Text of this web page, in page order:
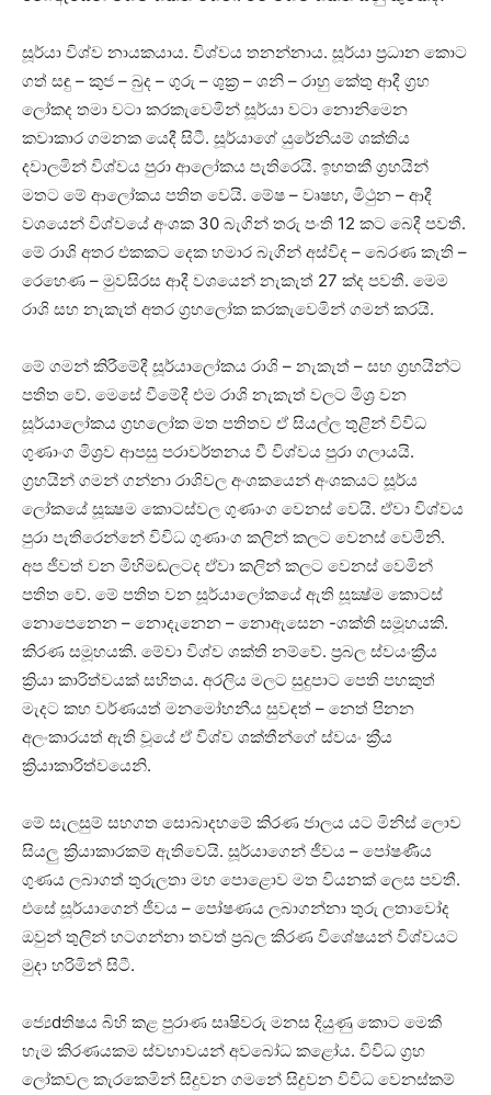
සූර්යා විශ්ව නායකයාය. විශ්වය තනන්නාය. සූර්යා ප්‍රධාන කොට
ගත් සඳු – කුජ – බුද – ගුරු – ශුක්‍ර – ශනි – රාහු කේතු ආදී ග්‍රහ
ලෝකද තමා වටා කරකැවෙමින් සූර්යා වටා නොනිමෙන
කවාකාර ගමනක යෙදී සිටී. සූර්යාගේ යුරේනියම් ශක්‌තිය
දවාලමින් විශ්වය පුරා ආලෝකය පැතිරෙයි. ඉහතකී ග්‍රහයින්
මතට මේ ආලෝකය පතිත වෙයි. මේෂ – වෘෂභ, මිථුන – ආදී
වශයෙන් විශ්වයේ අංශක 30 බැගින් තරු පංති 12 කට බෙදී පවතී.
මේ රාශි අතර එකකට දෙක හමාර බැගින් අස්‌විද – බෙරණ කැති –
රෙහෙණ – මුවසිරස ආදී වශයෙන් නැකැත් 27 ක්‌ද පවතී. මෙම
රාශි සහ නැකැත් අතර ග්‍රහලෝක කරකැවෙමින් ගමන් කරයි.
මේ ගමන් කිරීමේදී සූර්යාලෝකය රාශි – නැකැත් – සහ ග්‍රහයින්ට
පතිත වේ. මෙසේ වීමේදී එම රාශි නැකැත් වලට මිශ්‍ර වන
සූර්යාලෝකය ග්‍රහලෝක මත පතිතව ඒ සියල්ල තුළින් විවිධ
ගුණාංග මිශ්‍රව ආපසු පරාවර්තනය වී විශ්වය පුරා ගලායයි.
ග්‍රහයින් ගමන් ගන්නා රාශිවල අංශකයෙන් අංශකයට සූර්ය
ලෝකයේ සූක්‍ෂම කොටස්‌වල ගුණාංග වෙනස්‌ වෙයි. ඒවා විශ්වය
පුරා පැතිරෙන්නේ විවිධ ගුණාංග කලින් කලට වෙනස්‌ වෙමිනි.
අප ජීවත් වන මිහිමඬලටද ඒවා කලින් කලට වෙනස්‌ වෙමින්
පතිත වේ. මේ පතිත වන සූර්යාලෝකයේ ඇති සූක්‍ෂ්ම කොටස්‌
නොපෙනෙන – නොදැනෙන – නොඇසෙන -ශක්‌ති සමූහයකි.
කිරණ සමූහයකි. මේවා විශ්ව ශක්‌ති නම්වේ. ප්‍රබල ස්‌වයංක්‍රීය
ක්‍රියා කාරිත්වයක්‌ සහිතය. අරලිය මලට සුදුපාට පෙති පහකුත්
මැදට කහ වර්ණයත් මනමෝහනීය සුවඳත් – නෙත් පිනන
අලංකාරයත් ඇති වූයේ ඒ විශ්ව ශක්‌තීන්ගේ ස්‌වයං ක්‍රීය
ක්‍රියාකාරිත්වයෙනි.
මේ සැලසුම් සහගත සොබාදහමේ කිරණ ජාලය යට මිනිස්‌ ලොව
සියලු ක්‍රියාකාරකම් ඇතිවෙයි. සූර්යාගෙන් ජීවය – පෝෂණීය
ගුණය ලබාගත් තුරුලතා මහ පොළොව මත වියනක්‌ ලෙස පවතී.
එසේ සූර්යාගෙන් ජීවය – පෝෂණය ලබාගන්නා තුරු ලතාවෝද
ඔවුන් තුලින් හටගන්නා තවත් ප්‍රබල කිරණ විශේෂයන් විශ්වයට
මුදා හරිමින් සිටී.
ජ්‍යෙdතිෂය බිහි කළ පුරාණ සෘෂිවරු මනස දියුණු කොට මෙකී
හැම කිරණයකම ස්‌වභාවයන් අවබෝධ කළෝය. විවිධ ග්‍රහ
ලෝකවල කැරකෙමින් සිදුවන ගමනේ සිදුවන විවිධ වෙනස්‌කම්